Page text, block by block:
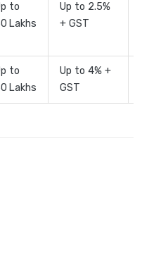
to
Lakhs
Up to 2.5%
+ GST
to
Lakhs
Up to 4% +
GST